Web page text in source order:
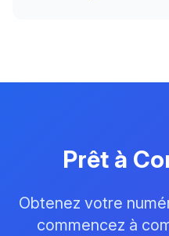
Prêt à
Obtenez votre
commencez à